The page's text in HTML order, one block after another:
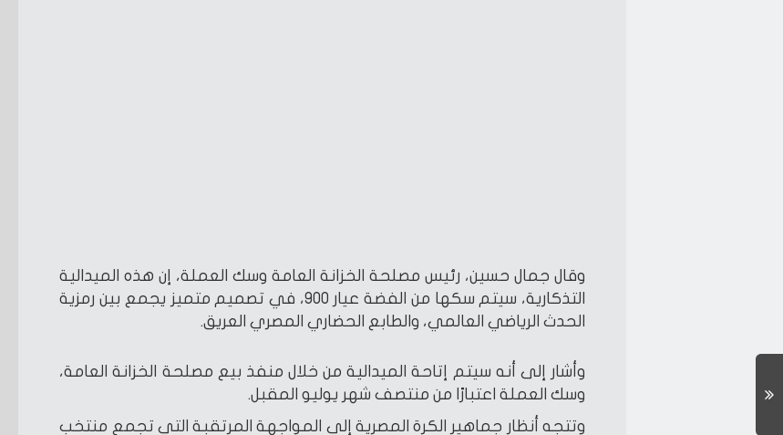
وقال جمال حسين، رئيس مصلحة الخزانة العامة وسك العملة، إن هذه الميدالية
التذكارية، سيتم سكها من الفضة عيار 900، في تصميم متميز يجمع بين رمزية
الحدث الرياضي العالمي، والطابع الحضاري المصري العريق.
وأشار إلى أنه سيتم إتاحة الميدالية من خلال منفذ بيع مصلحة الخزانة العامة،
وسك العملة اعتبارًا من منتصف شهر يوليو المقبل.
وتتجه أنظار جماهير الكرة المصرية إلى المواجهة المرتقبة التي تجمع منتخب